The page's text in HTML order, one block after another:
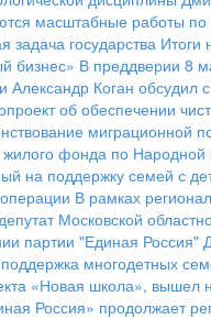
масштабные работы по
государства Итоги
бизнес» В преддверии 8
Александр Коган обсудил
об обеспечении
миграционной
фонда по
на поддержку семей с
В рамках
Московской
партии "Единая Россия"
многодетных
«Новая школа», вышел
Россия» продолжает